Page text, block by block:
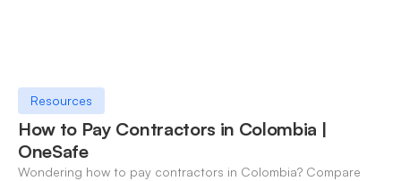
Resources
How to Pay Contractors in Colombia |
OneSafe
Wondering how to pay contractors in Colombia? Compare